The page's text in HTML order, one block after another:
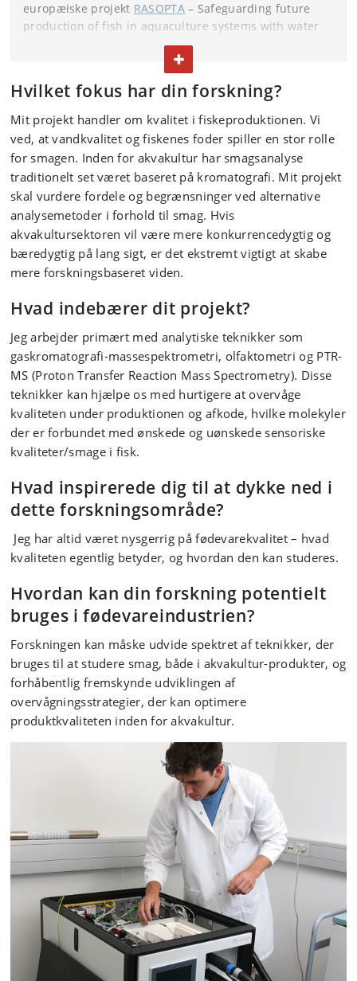
europæiske projekt RASOPTA– Safeguarding future
production of fish in aquaculture systems with water
recirculation. Lektor ved KU FOOD
, som har over 20 års erfaring med analyse af
flygtige molekyler i fødevarer, er Pedros Martinez
Nogueras hovedvejleder. Projektet løber i tre år fra
marts 2022-2025. Det er finansieret af EU’s forsknings-
og innovationsprogram Horizon 2020. Pedro Martinez
Noguera samarbejder med en akademisk partner i
Tyskland og tre industrielle samarbejdspartnere i
henholdsvis Danmark, Sverige og Frankrig.
FOLD TEKST IND ELLER UD
Hvilket fokus har din forskning?
Mit projekt handler om kvalitet i fiskeproduktionen. Vi
ved, at vandkvalitet og fiskenes foder spiller en stor rolle
for smagen. Inden for akvakultur har smagsanalyse
traditionelt set været baseret på kromatografi. Mit projekt
skal vurdere fordele og begrænsninger ved alternative
analysemetoder i forhold til smag. Hvis
akvakultursektoren vil være mere konkurrencedygtig og
bæredygtig på lang sigt, er det ekstremt vigtigt at skabe
mere forskningsbaseret viden.
Hvad indebærer dit projekt?
Jeg arbejder primært med analytiske teknikker som
gaskromatografi-massespektrometri, olfaktometri og PTR-
MS (Proton Transfer Reaction Mass Spectrometry). Disse
teknikker kan hjælpe os med hurtigere at overvåge
kvaliteten under produktionen og afkode, hvilke molekyler
der er forbundet med ønskede og uønskede sensoriske
kvaliteter/smage i fisk.
Hvad inspirerede dig til at dykke ned i
dette forskningsområde?
Jeg har altid været nysgerrig på fødevarekvalitet – hvad
kvaliteten egentlig betyder, og hvordan den kan studeres.
Hvordan kan din forskning potentielt
bruges i fødevareindustrien?
Forskningen kan måske udvide spektret af teknikker, der
bruges til at studere smag, både i akvakultur-produkter, og
forhåbentlig fremskynde udviklingen af
overvågningsstrategier, der kan optimere
produktkvaliteten inden for akvakultur.